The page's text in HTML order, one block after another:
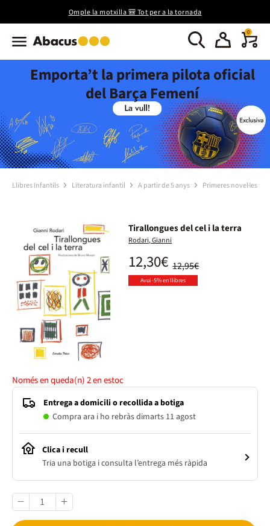
Omple la motxilla 🎒 Tot per a la tornada
0
Emporta’t la primera pilota oficial
del Barça Femení
Llibres Infantils Literatura infantil A partir de 5 anys Primeres novel·les
Tirallongues del cel i la terra
Rodari, Gianni
12,95€
12,30€
Avui -5% en llibres
Només en queda(n)2en estoc
Entrega a domicili o recollida a botiga
Compra ara i ho rebràs dimarts 11 agost
Clica i recull
Tria una botiga i consulta l’entrega més ràpida